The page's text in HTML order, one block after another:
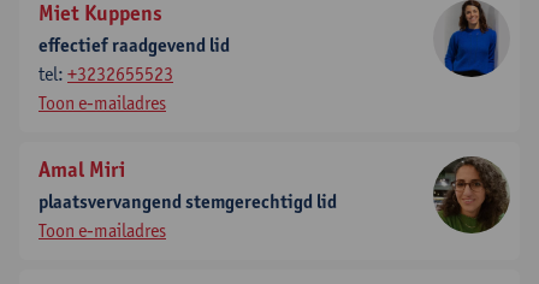
Miet Kuppens
effectief raadgevend lid
tel: +3232655523
Toon e-mailadres
Amal Miri
plaatsvervangend stemgerechtigd lid
Toon e-mailadres